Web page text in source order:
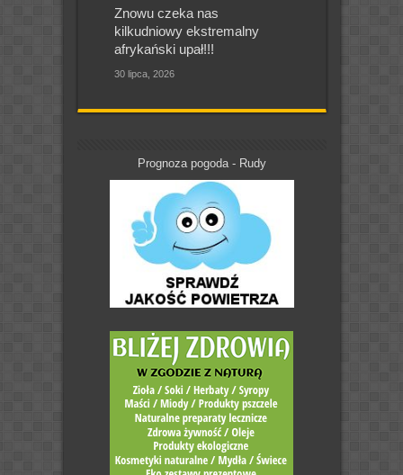
Znowu czeka nas
kilkudniowy ekstremalny
afrykański upał!!!
30 lipca, 2026
Prognoza pogoda - Rudy